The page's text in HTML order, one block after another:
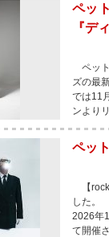
ペッ
『デ
ペッ
ズの最
では11
ンより
ペッ
【
した。
2026年
て開催